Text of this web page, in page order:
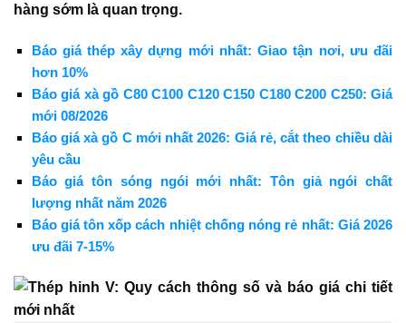
hàng sớm là quan trọng.
Báo giá thép xây dựng mới nhất: Giao tận nơi, ưu đãi
hơn 10%
Báo giá xà gồ C80 C100 C120 C150 C180 C200 C250: Giá
mới 08/2026
Báo giá xà gồ C mới nhất 2026: Giá rẻ, cắt theo chiều dài
yêu cầu
Báo giá tôn sóng ngói mới nhất: Tôn giả ngói chất
lượng nhất năm 2026
Báo giá tôn xốp cách nhiệt chống nóng rẻ nhất: Giá 2026
ưu đãi 7-15%